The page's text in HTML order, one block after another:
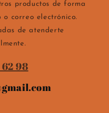
productos de forma
correo electrónico.
de atenderte
62 98